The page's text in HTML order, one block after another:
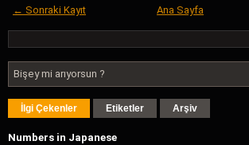
← Sonraki Kayıt Ana Sayfa
İlgi Çekenler Etiketler Arşiv
Numbers in Japanese